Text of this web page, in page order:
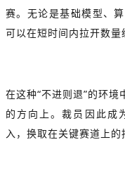
赛。无论是基础模型、
可以在短时间内拉开数量
在这种“不进则退”的环
的方向上。裁员因此
入，换取在关键赛道上的